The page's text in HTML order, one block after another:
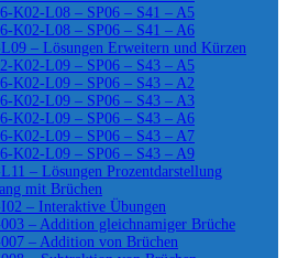
K02-L08 – SP06 – S41 – A5
K02-L08 – SP06 – S41 – A6
– Lösungen Erweitern und Kürzen
K02-L09 – SP06 – S43 – A5
K02-L09 – SP06 – S43 – A2
K02-L09 – SP06 – S43 – A3
K02-L09 – SP06 – S43 – A6
K02-L09 – SP06 – S43 – A7
K02-L09 – SP06 – S43 – A9
– Lösungen Prozentdarstellung
mit Brüchen
– Interaktive Übungen
– Addition gleichnamiger Brüche
– Addition von Brüchen